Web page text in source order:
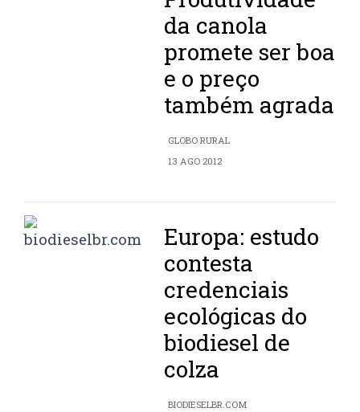
da canola
promete ser boa
e o preço
também agrada
GLOBO RURAL
13 AGO 2012
Europa: estudo
contesta
credenciais
ecológicas do
biodiesel de
colza
BIODIESELBR.COM